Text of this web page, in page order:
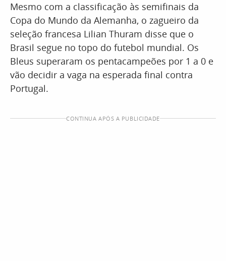
Mesmo com a classificação às semifinais da
Copa do Mundo da Alemanha, o zagueiro da
seleção francesa Lilian Thuram disse que o
Brasil segue no topo do futebol mundial. Os
Bleus superaram os pentacampeões por 1 a 0 e
vão decidir a vaga na esperada final contra
Portugal.
CONTINUA APÓS A PUBLICIDADE